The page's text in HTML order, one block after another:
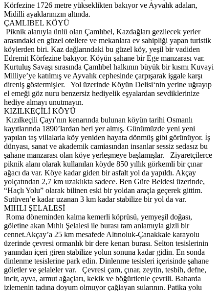
Körfezine 1726 metre yükseklikten bakıyor ve Ayvalık adaları,
Midilli ayaklarınızın altında.
ÇAMLIBEL KÖYÜ
Piknik alanıyla ünlü olan Çamlıbel, Kazdağları gezilecek yerler
arasındaki en güzel otellere ve mekanlara ev sahipliği yapan turistik
köylerden biri. Kaz dağlarındaki bu güzel köy, yeşil bir vadiden
Edremit Körfezine bakıyor. Köyün şahane bir Ege manzarası var.
Kurtuluş Savaşı sırasında Çamlıbel halkının büyük bir kısmı Kuvayi
Milliye’ye katılmış ve Ayvalık cephesinde çarpışarak işgale karşı
direniş göstermişler. Yol üzerinde Köyün Delisi‘nin yerine uğrayıp
el emeği göz nuru benzersiz hediyelik eşyalardan sevdiklerinize
hediye almayı unutmayın.
KIZILKEÇİLİ KÖYÜ
Kızılkeçili Çayı’nın kenarında bulunan köyün tarihi Osmanlı
kayıtlarında 1890’lardan beri yer almış. Günümüzde yeni yeni
yapılan taş villalarla köy yeniden hayata dönmüş gibi görünüyor. İş
dünyası, sanat ve akademik camiasından insanlar sessiz sedasız bu
şahane manzarası olan köye yerleşmeye başlamışlar. Ziyaretçilerce
piknik alanı olarak kullanılan köyde 850 yıllık görkemli bir çınar
ağacı da var. Köye kadar giden bir asfalt yol da yapıldı. Akçay
yolçatından 2,7 km uzaklıkta sadece. Ben Güre Beldesi üzerinde,
“Haçlı Yolu” olarak bilinen eski bir yoldan araçla geçerek gittim.
Sutüven’e kadar uzanan 3 km kadar stabilize bir yol da var.
MIHLI ŞELALESİ
Roma döneminden kalma kemerli köprüsü, yemyeşil doğası,
göletine akan Mıhlı Şelalesi ile burası tam anlamıyla gizli bir
cennet.Akçay’a 25 km mesafede Altınoluk-Çanakkale karayolu
üzerinde çevresi ormanlık bir dere kenarı burası. Selton tesislerinin
yanından içeri giren stabilize yolun sonuna kadar gidin. En sonda
dinlenme tesislerine park edin. Dinlenme tesisleri içerisinde şahane
göletler ve şelaleler var. Çevresi çam, çınar, zeytin, tesbih, defne,
incir, ayva, armut ağaçları, kekik ve böğürtlenle çevrili. Baharda
izlemenin tadına doyum olmuyor çağlayan sularının. Patika yolu